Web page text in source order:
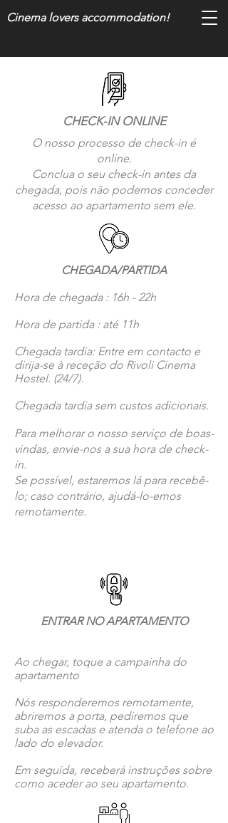
Cinema lovers accommodation!
CHECK-IN ONLINE
O nosso processo de check-in é
online.
Conclua o seu check-in antes da
chegada, pois não podemos conceder
acesso ao apartamento sem ele.
CHEGADA/PARTIDA
Hora de chegada : 16h - 22h
Hora de partida : até 11h
Chegada tardia: Entre em contacto e
dirija-se à receção do Rivoli Cinema
Hostel. (24/7).
Chegada tardia sem custos adicionais.
Para melhorar o nosso serviço de boas-
vindas, envie-nos a sua hora de check-
in.
Se possível, estaremos lá para recebê-
lo; caso contrário, ajudá-lo-emos
remotamente.
ENTRAR NO APARTAMENTO
Ao chegar, toque a campainha do
apartamento
Nós responderemos remotamente,
abriremos a porta, pediremos que
suba as escadas e atenda o telefone ao
lado do elevador.
​Em seguida, receberá instruções sobre
como aceder ao seu apartamento.